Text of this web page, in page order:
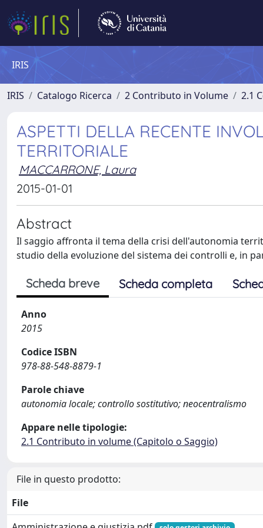
IRIS
IRIS Catalogo Ricerca 2 Contributo in Volume 2.1
ASPETTI DELLA RECENTE
TERRITORIALE
MACCARRONE, Laura
2015-01-01
Abstract
Il saggio affronta il tema della crisi dell'autonomia
studio della evoluzione del sistema dei controlli e, in
Scheda breve Scheda completa
Anno
2015
Codice ISBN
978-88-548-8879-1
Parole chiave
autonomia locale; controllo sostitutivo; neocentralismo
Appare nelle tipologie:
2.1 Contributo in volume (Capitolo o Saggio)
File in questo prodotto:
File